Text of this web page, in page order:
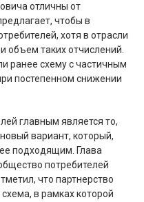
отличны от
чтобы в
хотя в отрасли
объем таких отчислений.
ранее схему с частичным
постепенном снижении
главным является то,
вариант, который,
подходящим. Глава
потребителей
что партнерство
в рамках которой